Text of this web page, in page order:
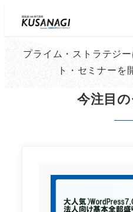
Skip
content
プライム・ストラテジ
ト・セミナーを
今注目